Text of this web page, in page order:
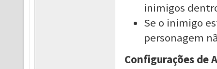
inimigos
Se o inimigo
personagem
Configurações de